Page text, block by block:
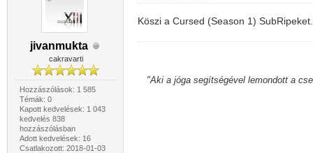
jivanmukta
cakravarti
Hozzászólások: 1 585
Témák: 0
Kapott kedvelések: 1 043
kedvelés 838
hozzászólásban
Adott kedvelések: 16
Csatlakozott: 2018-01-03
Köszi a Cursed (Season 1)
"Aki a jóga segítségével lemondott a